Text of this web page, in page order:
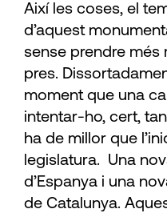
Així les coses, el
d’aquest
sense prendre més
pres.
moment que una
intentar-ho, cert,
ha de millor que
legislatura. Una
d’Espanya i una
de Catalunya.